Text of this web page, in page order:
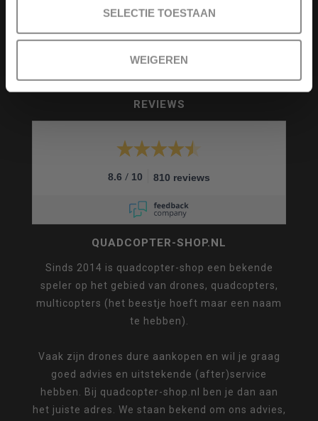
SELECTIE TOESTAAN
WEIGEREN
REVIEWS
8.6 / 10 810 reviews
QUADCOPTER-SHOP.NL
Sinds 2014 is quadcopter-shop een bekende
speler op het gebied van drones, quadcopters,
multicopters (het beestje hoeft maar een naam
te hebben).
Vaak zijn drones dure aankopen en wil je graag
goed advies en uitstekende (after)service
hebben. Bij quadcopter-shop.nl ben je dan aan
het juiste adres. We staan bekend om ons advies,